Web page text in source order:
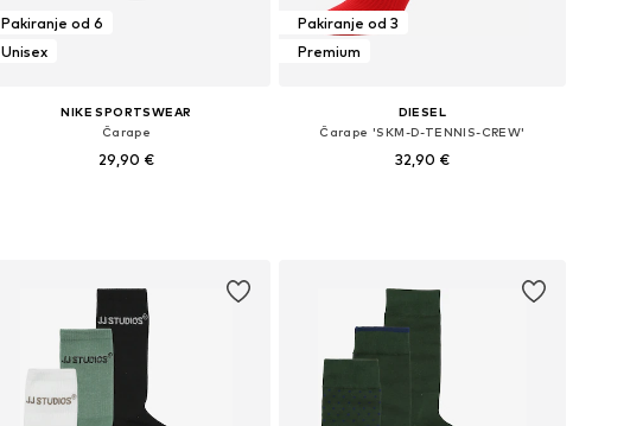
Pakiranje od 6
Unisex
NIKE SPORTSWEAR
Čarape
29,90 €
Pakiranje od 3
Premium
DIESEL
Čarape 'SKM-D-TENNIS-CREW'
32,90 €